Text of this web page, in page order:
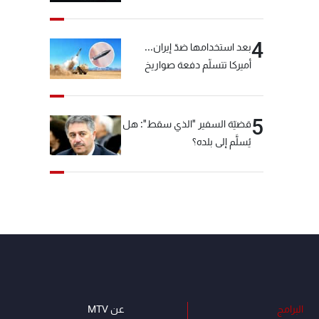
4بعد استخدامها ضدّ إيران...
أميركا تتسلّم دفعة صواريخ
5قضيّة السفير "الذي سقط": هل
يُسلَّم إلى بلده؟
البرامج عن MTV